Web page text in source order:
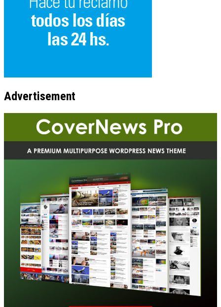
Advertisement